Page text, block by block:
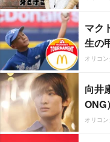
マク
生の
オリコ
向井
ONG
オリコ